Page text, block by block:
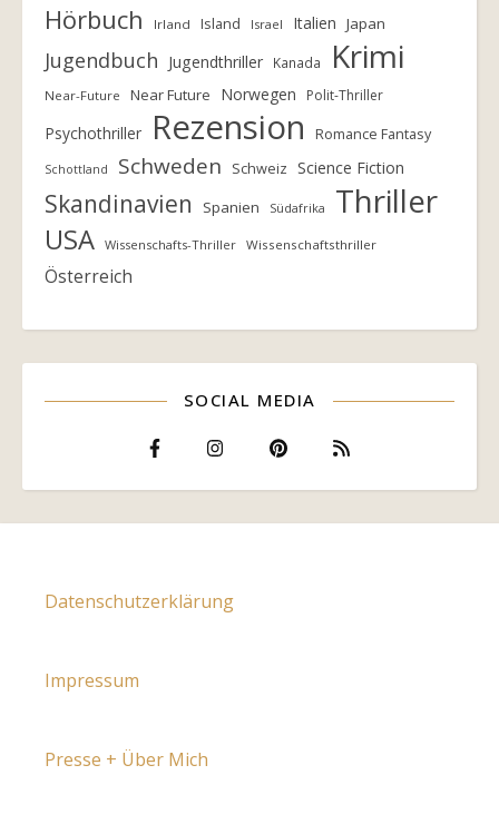
Hörbuch Irland Island Israel Italien Japan
Jugendbuch Jugendthriller Kanada Krimi
Near-Future Near Future Norwegen Polit-Thriller
Psychothriller Rezension Romance Fantasy
Schottland Schweden Schweiz Science Fiction
Skandinavien Spanien Südafrika Thriller
USA Wissenschafts-Thriller Wissenschaftsthriller
Österreich
SOCIAL MEDIA
Datenschutzerklärung
Impressum
Presse + Über Mich